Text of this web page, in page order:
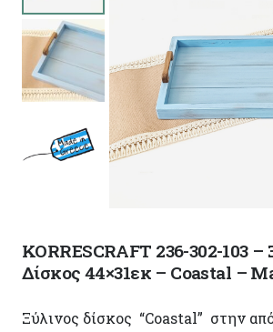
KORRESCRAFT 236-302-103 –
Δίσκος 44×31εκ – Coastal –
Ξύλινος δίσκος “Coastal” στην